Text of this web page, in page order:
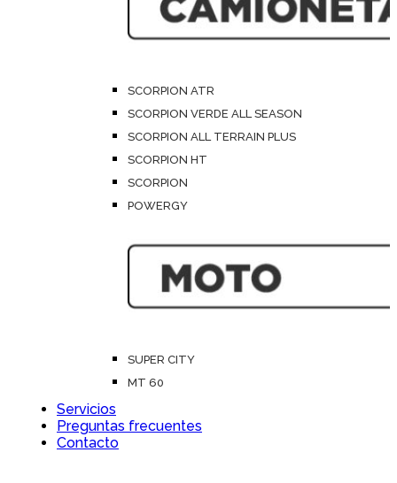
SCORPION ATR
SCORPION VERDE ALL SEASON
SCORPION ALL TERRAIN PLUS
SCORPION HT
SCORPION
POWERGY
SUPER CITY
MT 60
Servicios
Preguntas frecuentes
Contacto